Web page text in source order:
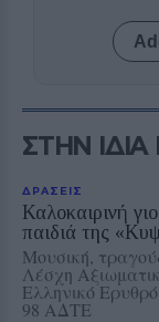
ΣΤΗΝ
ΔΡΑΣΕΙΣ
Καλοκαιρινή
παιδιά της
Μουσική,
Λέσχη
Ελληνικό
98 ΑΔΤΕ